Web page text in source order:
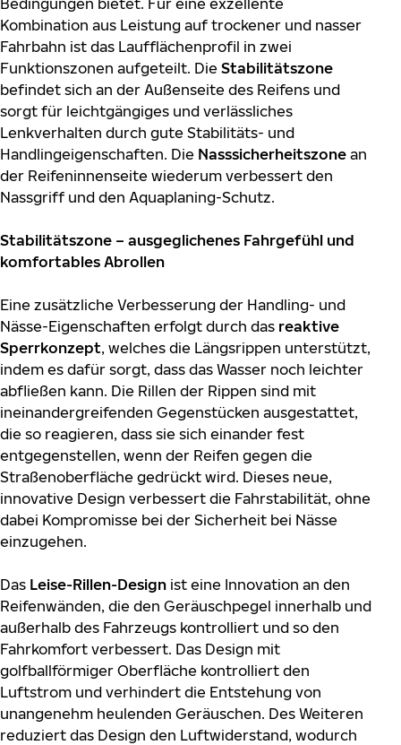
Bedingungen bietet. Für eine exzellente
Kombination aus Leistung auf trockener und nasser
Fahrbahn ist das Laufflächenprofil in zwei
Funktionszonen aufgeteilt. Die Stabilitätszone
befindet sich an der Außenseite des Reifens und
sorgt für leichtgängiges und verlässliches
Lenkverhalten durch gute Stabilitäts- und
Handlingeigenschaften. Die Nasssicherheitszone an
der Reifeninnenseite wiederum verbessert den
Nassgriff und den Aquaplaning-Schutz.
Stabilitätszone – ausgeglichenes Fahrgefühl und
komfortables Abrollen
Eine zusätzliche Verbesserung der Handling- und
Nässe-Eigenschaften erfolgt durch das reaktive
Sperrkonzept, welches die Längsrippen unterstützt,
indem es dafür sorgt, dass das Wasser noch leichter
abfließen kann. Die Rillen der Rippen sind mit
ineinandergreifenden Gegenstücken ausgestattet,
die so reagieren, dass sie sich einander fest
entgegenstellen, wenn der Reifen gegen die
Straßenoberfläche gedrückt wird. Dieses neue,
innovative Design verbessert die Fahrstabilität, ohne
dabei Kompromisse bei der Sicherheit bei Nässe
einzugehen.
Das Leise-Rillen-Design ist eine Innovation an den
Reifenwänden, die den Geräuschpegel innerhalb und
außerhalb des Fahrzeugs kontrolliert und so den
Fahrkomfort verbessert. Das Design mit
golfballförmiger Oberfläche kontrolliert den
Luftstrom und verhindert die Entstehung von
unangenehm heulenden Geräuschen. Des Weiteren
reduziert das Design den Luftwiderstand, wodurch